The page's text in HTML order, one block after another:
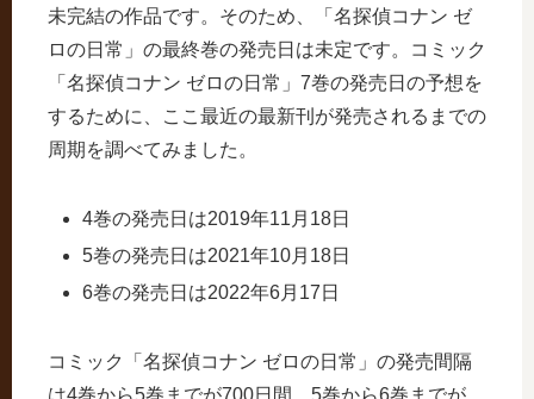
未完結の作品です。そのため、「名探偵コナン ゼ
ロの日常」の最終巻の発売日は未定です。コミック
「名探偵コナン ゼロの日常」7巻の発売日の予想を
するために、ここ最近の最新刊が発売されるまでの
周期を調べてみました。
4巻の発売日は2019年11月18日
5巻の発売日は2021年10月18日
6巻の発売日は2022年6月17日
コミック「名探偵コナン ゼロの日常」の発売間隔